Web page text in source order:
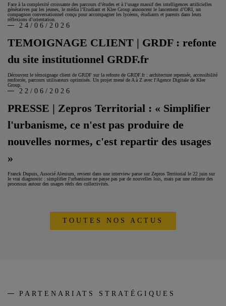
Face à la complexité croissante des parcours d’études et à l’usage massif des intelligences artificielles
génératives par les jeunes, le média l’Etudiant et Klee Group annoncent le lancement d’ORI, un
compagnon conversationnel conçu pour accompagner les lycéens, étudiants et parents dans leurs
réflexions d’orientation.
TEMOIGNAGE CLIENT | GRDF : refonte
du site institutionnel GRDF.fr
24/06/2026
Découvrez le témoignage client de GRDF sur la refonte de GRDF.fr : architecture repensée, accessibilité
renforcée, parcours utilisateurs optimisés. Un projet mené de A à Z avec l'Agence Digitale de Klee
Group.
PRESSE | Zepros Territorial : « Simplifier
l'urbanisme, ce n'est pas produire de
nouvelles normes, c'est repartir des usages
»
22/06/2026
Franck Dupuis, Associé Alenium, revient dans une interview parue sur Zepros Territorial le 22 juin sur
le vrai diagnostic : simplifier l'urbanisme ne passe pas par de nouvelles lois, mais par une refonte des
processus autour des usages réels des collectivités.
TOUTES NOS ACTUS
PARTENARIATS STRATÉGIQUES